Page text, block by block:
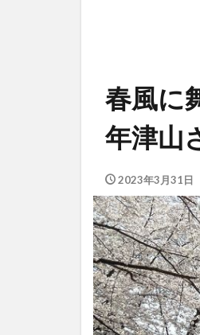
春風に
年津山
2023年3月31日